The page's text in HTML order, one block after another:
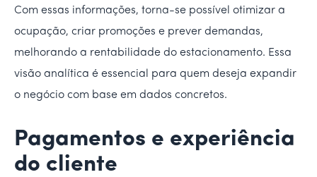
Com essas informações, torna-se possível otimizar a
ocupação, criar promoções e prever demandas,
melhorando a rentabilidade do estacionamento. Essa
visão analítica é essencial para quem deseja expandir
o negócio com base em dados concretos.
Pagamentos e experiência
do cliente